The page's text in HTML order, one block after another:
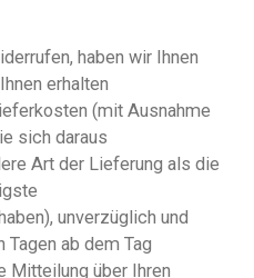
haben wir Ihnen
erhalten
(mit Ausnahme
sich daraus
Art der Lieferung als die
unverzüglich und
ab dem Tag
Mitteilung über Ihren